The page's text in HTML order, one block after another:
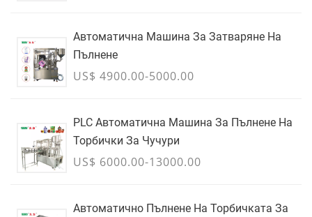
Автоматична Машина За Затваряне На
Пълнене
US$ 4900.00-5000.00
PLC Автоматична Машина За Пълнене На
Торбички За Чучури
US$ 6000.00-13000.00
Автоматично Пълнене На Торбичката За